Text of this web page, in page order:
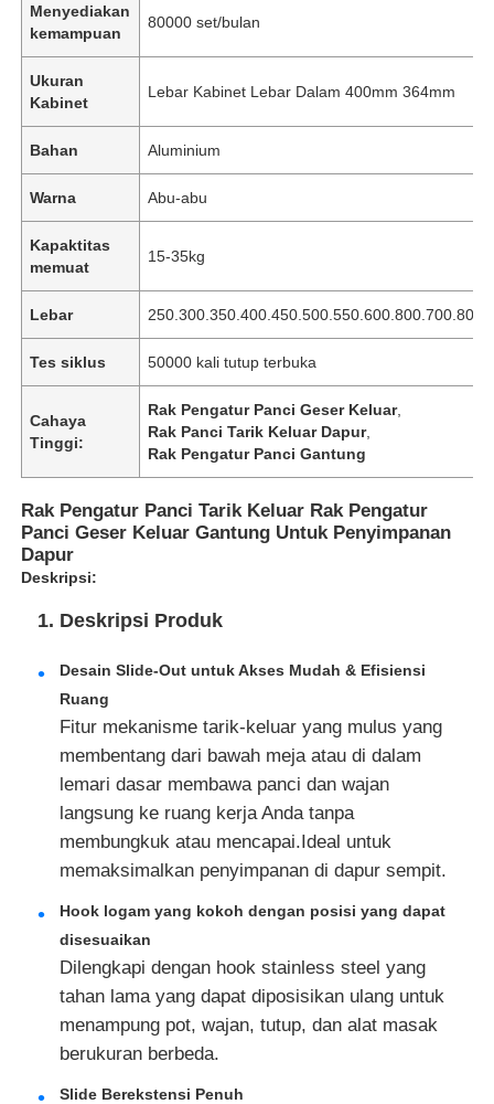
Rumah
Produk
Menyediakan
kemampuan
80000 set/bulan
Ukuran
Kabinet
Lebar Kabinet Lebar Dalam 400mm 364mm
Bahan Aluminium
Warna Abu-abu
Kapaktitas
memuat
15-35kg
Lebar
Tes siklus 50000 kali tutup terbuka
Cahaya
Tinggi:
Rak Pengatur Panci Geser Keluar,
Rak Panci Tarik Keluar Dapur,
Rak Pengatur Panci Gantung
Rak Pengatur Panci Tarik Keluar Rak Pengatur
Panci Geser Keluar Gantung Untuk Penyimpanan
Dapur
Deskripsi:
1. Deskripsi Produk
Desain Slide-Out untuk Akses Mudah & Efisiensi
Ruang
Fitur mekanisme tarik-keluar yang mulus yang
membentang dari bawah meja atau di dalam
lemari dasar membawa panci dan wajan
langsung ke ruang kerja Anda tanpa
membungkuk atau mencapai.Ideal untuk
memaksimalkan penyimpanan di dapur sempit.
Hook logam yang kokoh dengan posisi yang dapat
disesuaikan
Dilengkapi dengan hook stainless steel yang
tahan lama yang dapat diposisikan ulang untuk
menampung pot, wajan, tutup, dan alat masak
berukuran berbeda.
Slide Berekstensi Penuh